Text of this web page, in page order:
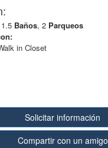
Baños, 2 Parqueos
in Closet
Solicitar información
Compartir con un amigo